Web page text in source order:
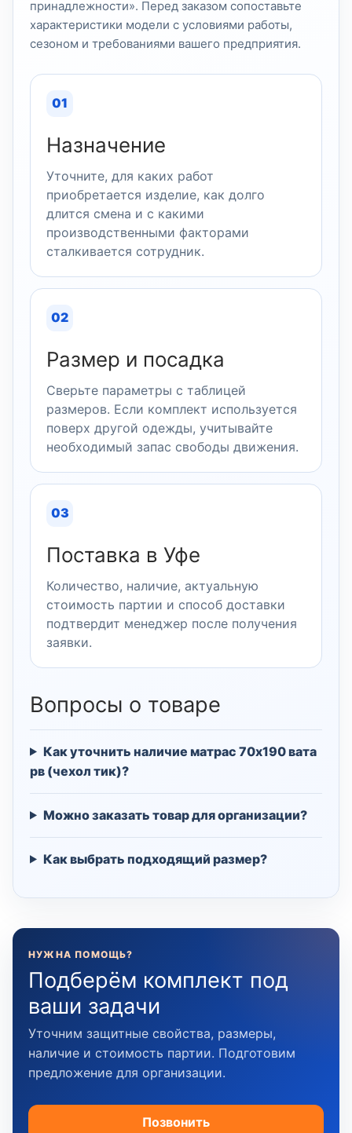
принадлежности». Перед заказом сопоставьте
характеристики модели с условиями работы,
сезоном и требованиями вашего предприятия.
01
Назначение
Уточните, для каких работ
приобретается изделие, как долго
длится смена и с какими
производственными факторами
сталкивается сотрудник.
02
Размер и посадка
Сверьте параметры с таблицей
размеров. Если комплект используется
поверх другой одежды, учитывайте
необходимый запас свободы движения.
03
Поставка в Уфе
Количество, наличие, актуальную
стоимость партии и способ доставки
подтвердит менеджер после получения
заявки.
Вопросы о товаре
Как уточнить наличие матрас 70х190 вата
рв (чехол тик)?
Можно заказать товар для организации?
Как выбрать подходящий размер?
НУЖНА ПОМОЩЬ?
Подберём комплект под
ваши задачи
Уточним защитные свойства, размеры,
наличие и стоимость партии. Подготовим
предложение для организации.
Позвонить